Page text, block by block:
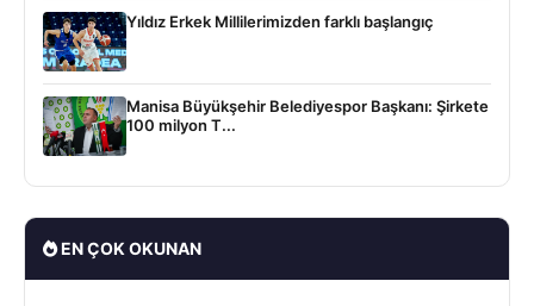
Yıldız Erkek Millilerimizden farklı başlangıç
Manisa Büyükşehir Belediyespor Başkanı: Şirkete
100 milyon T...
EN ÇOK OKUNAN